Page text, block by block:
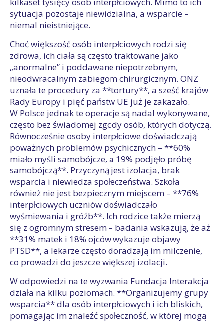
sytuacja pozostaje niewidzialna, a wsparcie –
niemal nieistniejące.
Choć większość osób interpłciowych rodzi się
zdrowa, ich ciała są często traktowane jako
„anormalne” i poddawane niepotrzebnym,
nieodwracalnym zabiegom chirurgicznym. ONZ
uznała te procedury za **tortury**, a sześć krajów
Rady Europy i pięć państw UE już je zakazało.
W Polsce jednak te operacje są nadal wykonywane,
często bez świadomej zgody osób, których dotyczą.
Równocześnie osoby interpłciowe doświadczają
poważnych problemów psychicznych – **60%
miało myśli samobójcze, a 19% podjęło próbę
samobójczą**. Przyczyną jest izolacja, brak
wsparcia i niewiedza społeczeństwa. Szkoła
również nie jest bezpiecznym miejscem – **76%
interpłciowych uczniów doświadczało
wyśmiewania i gróźb**. Ich rodzice także mierzą
się z ogromnym stresem – badania wskazują, że aż
**31% matek i 18% ojców wykazuje objawy
PTSD**, a lekarze często doradzają im milczenie,
co prowadzi do jeszcze większej izolacji.
W odpowiedzi na te wyzwania Fundacja Interakcja
działa na kilku poziomach. **Organizujemy grupy
wsparcia** dla osób interpłciowych i ich bliskich,
pomagając im znaleźć społeczność, w której mogą